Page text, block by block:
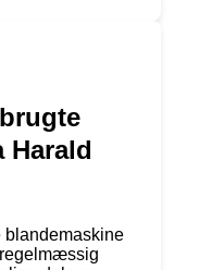
Harald
blandemaskine